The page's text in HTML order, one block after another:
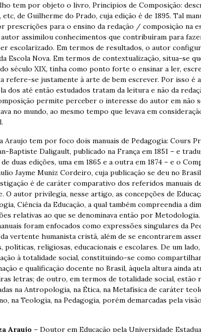
tem por objeto o livro, Princípios de Composição:
de Guilherme do Prado, cuja edição é de 1895. Tal
prescrições para o ensino da redação / composição na
assimilou conhecimentos que contribuíram para
escolarizado. Em termos de resultados, o autor
Escola Nova. Em termos de contextualização, situa-se
século XIX, tinha como ponto forte o ensinar a ler,
refere-se justamente à arte de bem escrever. Por isso é
dos até então estudados tratam da leitura e não da
permite perceber o interesse do autor em não
no mundo, ao mesmo tempo que levava em
Araujo tem por foco dois manuais de Pedagogia: Cours
Baptiste Daligault, publicado na França em 1851 – e
duas edições, uma em 1865 e a outra em 1874 – e o
Jayme Muniz Cordeiro, cuja publicação se deu no Brasil
é de caráter comparativo dos referidos manuais
O autor privilegia, nesse artigo, as concepções de
Ciência da Educação, a qual também compreendia a
relativas ao que se denominava então por
foram enfocados como expressões singulares da
vertente humanista cristã, além de se encontrarem
políticas, religiosas, educacionais e escolares. De um lado,
à totalidade social, constituindo-se como
e qualificação docente no Brasil, àquela altura ainda
letras; de outro, em termos de totalidade social, estão
na Antropologia, na Ética, na Metafísica de caráter
na Teologia, na Pedagogia, porém demarcadas pela
Araujo – Doutor em Educação pela Universidade